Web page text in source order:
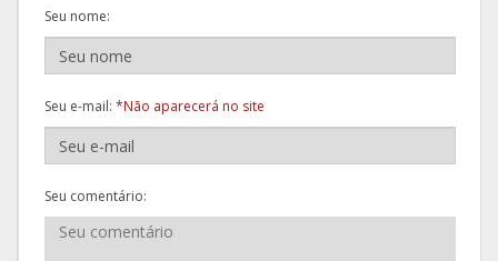
Seu nome:
Seu e-mail: *Não aparecerá no site
Seu comentário: